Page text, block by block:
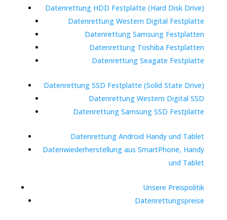
Datenrettung HDD Festplatte (Hard Disk Drive)
Datenrettung Western Digital Festplatte
Datenrettung Samsung Festplatten
Datenrettung Toshiba Festplatten
Datenrettung Seagate Festplatte
Datenrettung SSD Festplatte (Solid State Drive)
Datenrettung Western Digital SSD
Datenrettung Samsung SSD Festplatte
Datenrettung Android Handy und Tablet
Datenwiederherstellung aus SmartPhone, Handy
und Tablet
Unsere Preispolitik
Datenrettungspreise